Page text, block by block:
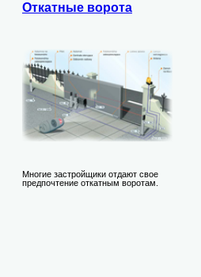
Откатные ворота
Многие застройщики отдают свое
предпочтение откатным воротам.